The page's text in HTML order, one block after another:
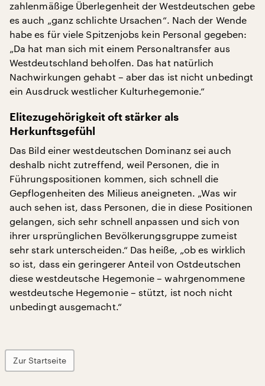
zahlenmäßige Überlegenheit der Westdeutschen gebe
es auch „ganz schlichte Ursachen“. Nach der Wende
habe es für viele Spitzenjobs kein Personal gegeben:
„Da hat man sich mit einem Personaltransfer aus
Westdeutschland beholfen. Das hat natürlich
Nachwirkungen gehabt – aber das ist nicht unbedingt
ein Ausdruck westlicher Kulturhegemonie.“
Elitezugehörigkeit oft stärker als
Herkunftsgefühl
Das Bild einer westdeutschen Dominanz sei auch
deshalb nicht zutreffend, weil Personen, die in
Führungspositionen kommen, sich schnell die
Gepflogenheiten des Milieus aneigneten. „Was wir
auch sehen ist, dass Personen, die in diese Positionen
gelangen, sich sehr schnell anpassen und sich von
ihrer ursprünglichen Bevölkerungsgruppe zumeist
sehr stark unterscheiden.“ Das heiße, „ob es wirklich
so ist, dass ein geringerer Anteil von Ostdeutschen
diese westdeutsche Hegemonie – wahrgenommene
westdeutsche Hegemonie – stützt, ist noch nicht
unbedingt ausgemacht.“
Zur Startseite